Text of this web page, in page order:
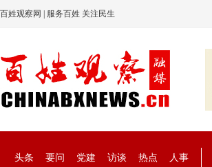
百姓观察网 | 服务百姓 关注民生
头条 要问 党建 访谈 热点
人事